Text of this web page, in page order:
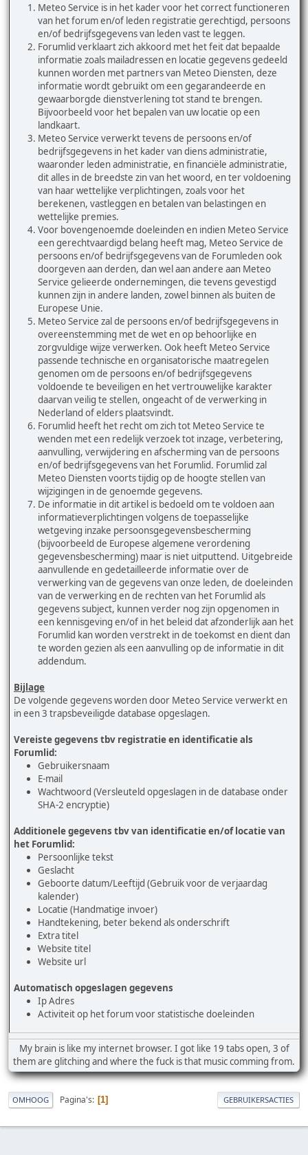
Meteo Service is in het kader voor het correct functioneren
van het forum en/of leden registratie gerechtigd, persoons
en/of bedrijfsgegevens van leden vast te leggen.
Forumlid verklaart zich akkoord met het feit dat bepaalde
informatie zoals mailadressen en locatie gegevens gedeeld
kunnen worden met partners van Meteo Diensten, deze
informatie wordt gebruikt om een gegarandeerde en
gewaarborgde dienstverlening tot stand te brengen.
Bijvoorbeeld voor het bepalen van uw locatie op een
landkaart.
Meteo Service verwerkt tevens de persoons en/of
bedrijfsgegevens in het kader van diens administratie,
waaronder leden administratie, en financiële administratie,
dit alles in de breedste zin van het woord, en ter voldoening
van haar wettelijke verplichtingen, zoals voor het
berekenen, vastleggen en betalen van belastingen en
wettelijke premies.
Voor bovengenoemde doeleinden en indien Meteo Service
een gerechtvaardigd belang heeft mag, Meteo Service de
persoons en/of bedrijfsgegevens van de Forumleden ook
doorgeven aan derden, dan wel aan andere aan Meteo
Service gelieerde ondernemingen, die tevens gevestigd
kunnen zijn in andere landen, zowel binnen als buiten de
Europese Unie.
Meteo Service zal de persoons en/of bedrijfsgegevens in
overeenstemming met de wet en op behoorlijke en
zorgvuldige wijze verwerken. Ook heeft Meteo Service
passende technische en organisatorische maatregelen
genomen om de persoons en/of bedrijfsgegevens
voldoende te beveiligen en het vertrouwelijke karakter
daarvan veilig te stellen, ongeacht of de verwerking in
Nederland of elders plaatsvindt.
Forumlid heeft het recht om zich tot Meteo Service te
wenden met een redelijk verzoek tot inzage, verbetering,
aanvulling, verwijdering en afscherming van de persoons
en/of bedrijfsgegevens van het Forumlid. Forumlid zal
Meteo Diensten voorts tijdig op de hoogte stellen van
wijzigingen in de genoemde gegevens.
De informatie in dit artikel is bedoeld om te voldoen aan
informatieverplichtingen volgens de toepasselijke
wetgeving inzake persoonsgegevensbescherming
(bijvoorbeeld de Europese algemene verordening
gegevensbescherming) maar is niet uitputtend. Uitgebreide
aanvullende en gedetailleerde informatie over de
verwerking van de gegevens van onze leden, de doeleinden
van de verwerking en de rechten van het Forumlid als
gegevens subject, kunnen verder nog zijn opgenomen in
een kennisgeving en/of in het beleid dat afzonderlijk aan het
Forumlid kan worden verstrekt in de toekomst en dient dan
te worden gezien als een aanvulling op de informatie in dit
addendum.
Bijlage
De volgende gegevens worden door Meteo Service verwerkt en
in een 3 trapsbeveiligde database opgeslagen.
Vereiste gegevens tbv registratie en identificatie als
Forumlid:
Gebruikersnaam
E-mail
Wachtwoord (Versleuteld opgeslagen in de database onder
SHA-2 encryptie)
Additionele gegevens tbv van identificatie en/of locatie van
het Forumlid:
Persoonlijke tekst
Geslacht
Geboorte datum/Leeftijd (Gebruik voor de verjaardag
kalender)
Locatie (Handmatige invoer)
Handtekening, beter bekend als onderschrift
Extra titel
Website titel
Website url
Automatisch opgeslagen gegevens
Ip Adres
Activiteit op het forum voor statistische doeleinden
My brain is like my internet browser. I got like 19 tabs open, 3 of
them are glitching and where the fuck is that music comming from.
OMHOOG Pagina's 1 GEBRUIKERSACTIES